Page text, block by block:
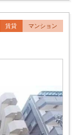
賃貸 マンション